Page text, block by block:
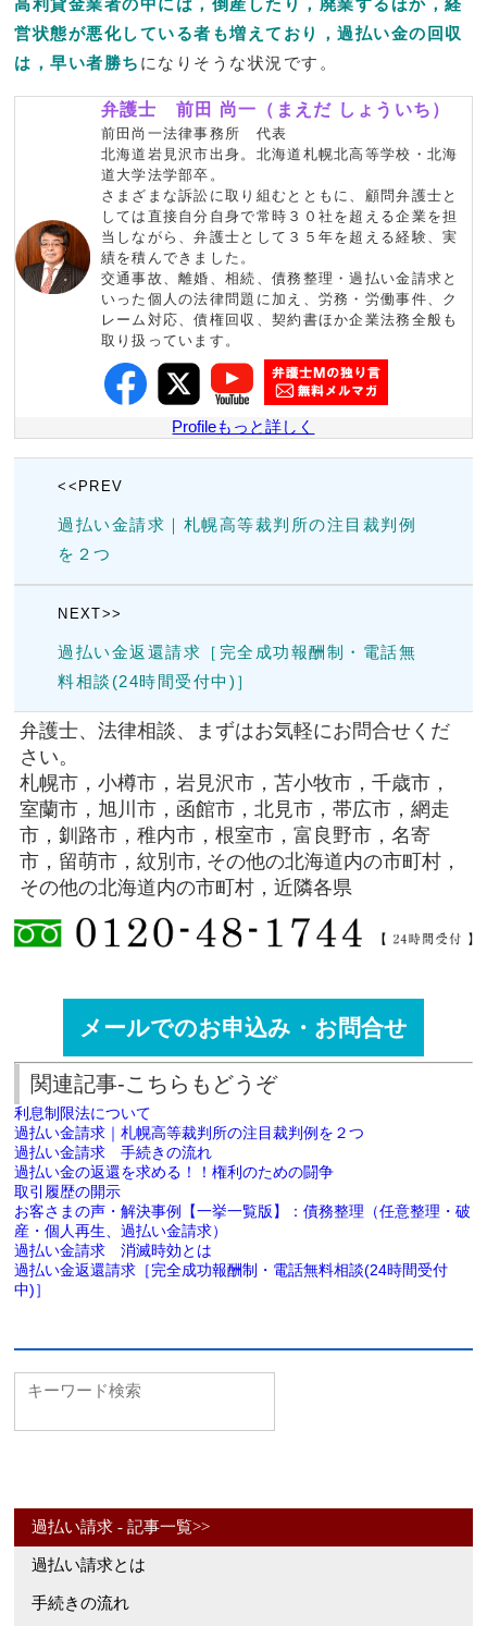
営状態が悪化している者も増えており，過払い金の回収
は，早い者勝ち になりそうな状況です。
弁護士 前田 尚一（まえだ しょういち）
前田尚一法律事務所 代表
北海道岩見沢市出身。北海道札幌北高等学校・北海
道大学法学部卒。
さまざまな訴訟に取り組むとともに、顧問弁護士と
しては直接自分自身で常時３０社を超える企業を担
当しながら、弁護士として３５年を超える経験、実
績を積んできました。
交通事故、離婚、相続、債務整理・過払い金請求と
いった個人の法律問題に加え、労務・労働事件、ク
レーム対応、債権回収、契約書ほか企業法務全般も
取り扱っています。
Profileもっと詳しく
<<PREV
過払い金請求｜札幌高等裁判所の注目裁判例
を２つ
NEXT>>
過払い金返還請求［完全成功報酬制・電話無
料相談(24時間受付中)］
弁護士、法律相談、まずはお気軽にお問合せくだ
さい。
札幌市，小樽市，岩見沢市，苫小牧市，千歳市，
室蘭市，旭川市，函館市，北見市，帯広市，網走
市，釧路市，稚内市，根室市，富良野市，名寄
市，留萌市，紋別市, その他の北海道内の市町村，
その他の北海道内の市町村，近隣各県
メールでのお申込み・お問合せ
関連記事-こちらもどうぞ
利息制限法について
過払い金請求｜札幌高等裁判所の注目裁判例を２つ
過払い金請求 手続きの流れ
過払い金の返還を求める！！権利のための闘争
取引履歴の開示
お客さまの声・解決事例【一挙一覧版】：債務整理（任意整理・破
産・個人再生、過払い金請求）
過払い金請求 消滅時効とは
過払い金返還請求［完全成功報酬制・電話無料相談(24時間受付
中)］
過払い請求 - 記事一覧>>
過払い請求とは
手続きの流れ